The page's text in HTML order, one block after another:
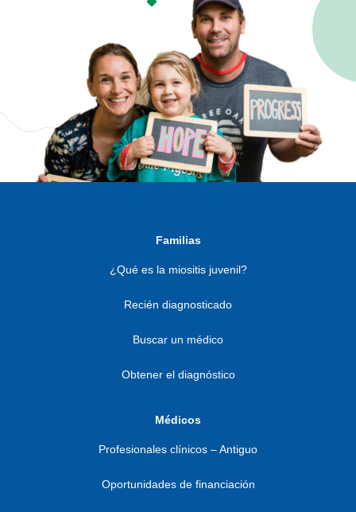
Familias
¿Qué es la miositis juvenil?
Recién diagnosticado
Buscar un médico
Obtener el diagnóstico
Médicos
Profesionales clínicos – Antiguo
Oportunidades de financiación